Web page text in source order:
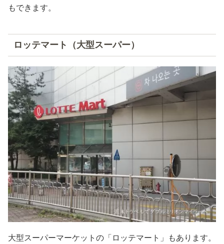
もできます。
ロッテマート（大型スーパー）
大型スーパーマーケットの「ロッテマート」もあります。